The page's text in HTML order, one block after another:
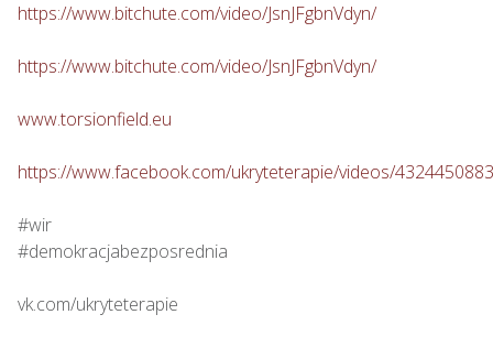
https://www.bitchute.com/video/JsnJFgbnVdyn/
https://www.bitchute.com/video/JsnJFgbnVdyn/
www.torsionfield.eu
https://www.facebook.com/ukryteterapie/videos/
#wir
#demokracjabezposrednia
vk.com/ukryteterapie